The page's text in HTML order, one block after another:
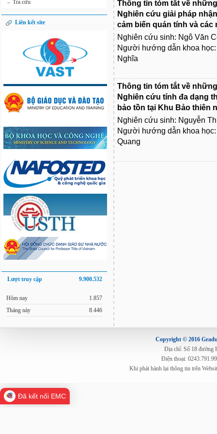
» Tra cứu
Liên kết site
Lượt truy cập 9.900.532
Hôm nay
Tháng này
1.857
8.446
Thông tin tóm tắt về
Nghiên cứu giải pháp
cảm biến quán tính và các
Nghiên cứu sinh: Ngô Văn
Người hướng dẫn khoa
Nghĩa
Thông tin tóm tắt về
Nghiên cứu tính đa dạng
bảo tồn tại Khu Bảo thiên
Nghiên cứu sinh: Nguyễn
Người hướng dẫn khoa
Quang
Copyright © 2016
Địa chỉ: Số 18 đường
Điện thoại:
Khi phát hành lại thông tin trên
Đã kết nối EMC